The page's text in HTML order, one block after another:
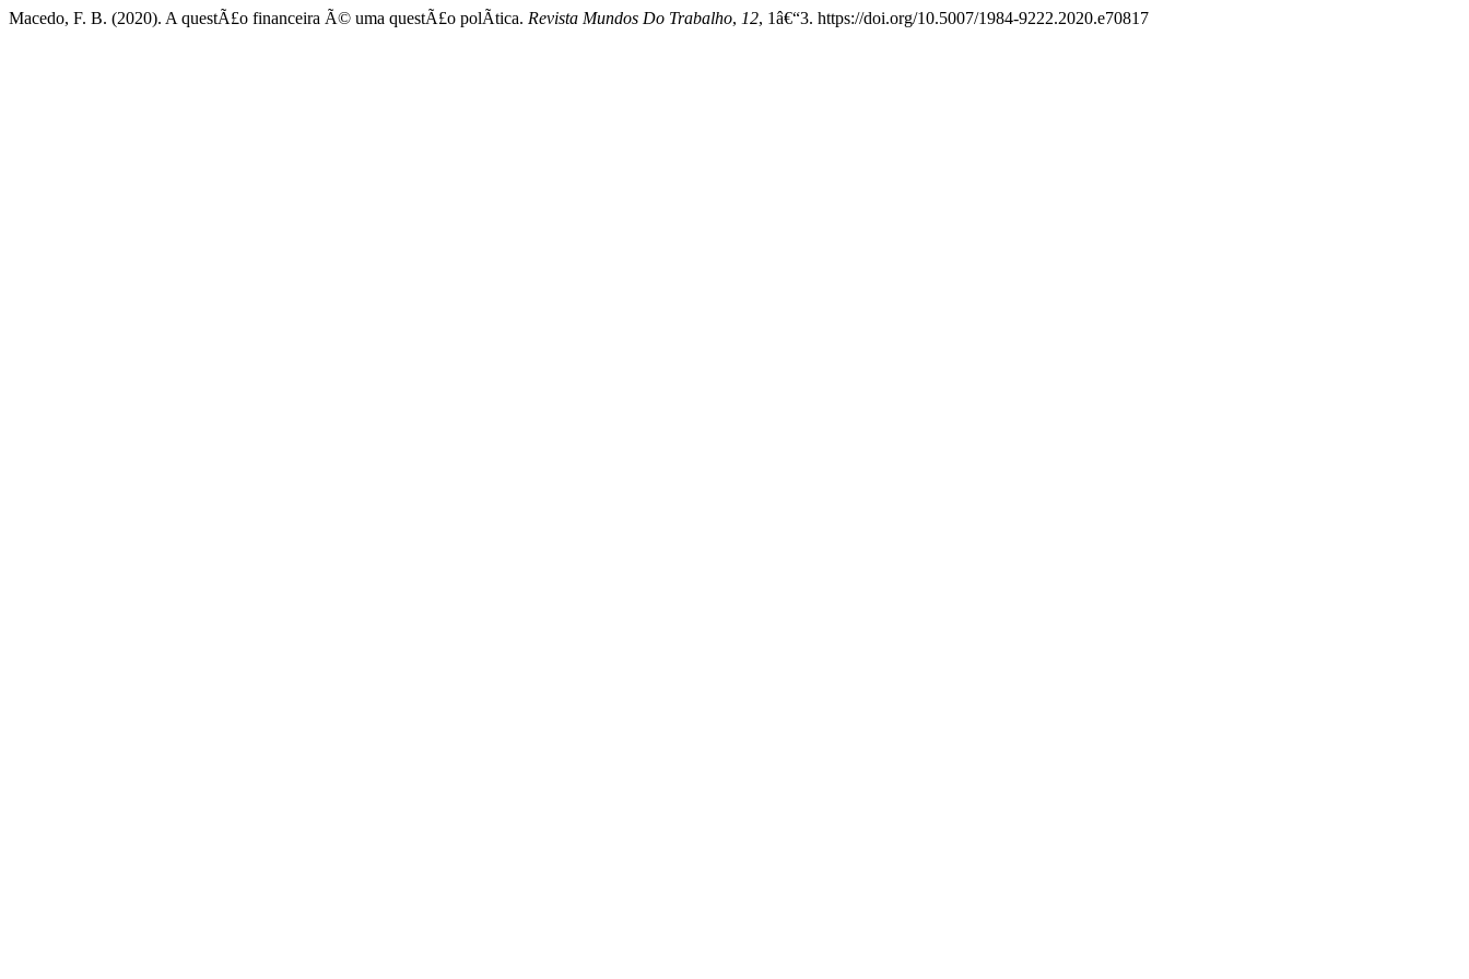
Macedo, F. B. (2020). A questÃ£o financeira Ã© uma questÃ£o polÃ­tica. Revista Mundos Do Trabalho, 12, 1â€“3. https://doi.org/10.5007/1984-9222.2020.e70817